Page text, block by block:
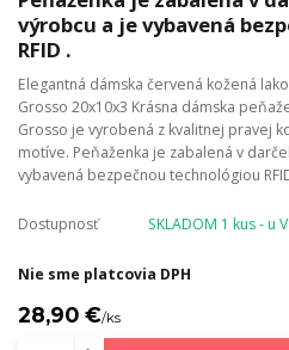
výrobcu a je vybavená
RFID .
Elegantná dámska červená kožená
Grosso 20x10x3 Krásna dámska
Grosso je vyrobená z kvalitnej pravej
motíve. Peňaženka je zabalená v
vybavená bezpečnou technológiou
Dostupnosť SKLADOM 1 kus - u
Nie sme platcovia DPH
28,90 €/ks